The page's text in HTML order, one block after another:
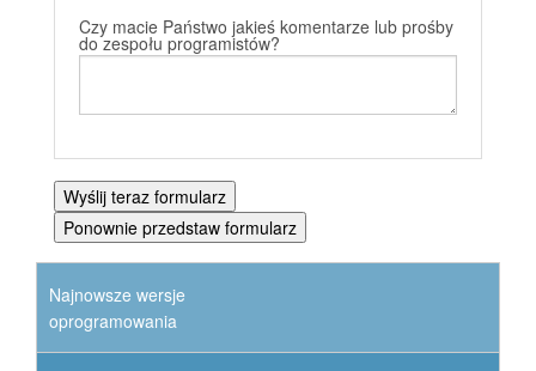
Czy macie Państwo jakieś komentarze lub prośby
do zespołu programistów?
Najnowsze wersje
oprogramowania